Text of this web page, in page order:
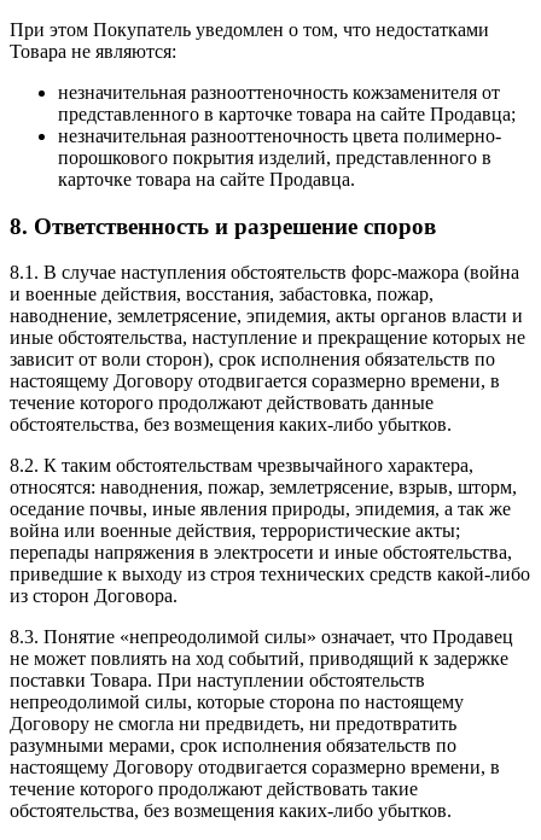
При этом Покупатель уведомлен о том, что недостатками
Товара не являются:
незначительная разнооттеночность кожзаменителя от
представленного в карточке товара на сайте Продавца;
незначительная разнооттеночность цвета полимерно-
порошкового покрытия изделий, представленного в
карточке товара на сайте Продавца.
8. Ответственность и разрешение споров
8.1. В случае наступления обстоятельств форс-мажора (война
и военные действия, восстания, забастовка, пожар,
наводнение, землетрясение, эпидемия, акты органов власти и
иные обстоятельства, наступление и прекращение которых не
зависит от воли сторон), срок исполнения обязательств по
настоящему Договору отодвигается соразмерно времени, в
течение которого продолжают действовать данные
обстоятельства, без возмещения каких-либо убытков.
8.2. К таким обстоятельствам чрезвычайного характера,
относятся: наводнения, пожар, землетрясение, взрыв, шторм,
оседание почвы, иные явления природы, эпидемия, а так же
война или военные действия, террористические акты;
перепады напряжения в электросети и иные обстоятельства,
приведшие к выходу из строя технических средств какой-либо
из сторон Договора.
8.3. Понятие «непреодолимой силы» означает, что Продавец
не может повлиять на ход событий, приводящий к задержке
поставки Товара. При наступлении обстоятельств
непреодолимой силы, которые сторона по настоящему
Договору не смогла ни предвидеть, ни предотвратить
разумными мерами, срок исполнения обязательств по
настоящему Договору отодвигается соразмерно времени, в
течение которого продолжают действовать такие
обстоятельства, без возмещения каких-либо убытков.